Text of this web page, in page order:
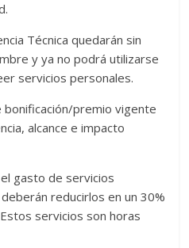
Técnica quedarán sin
y ya no podrá utilizarse
servicios personales.
bonificación/premio vigente
alcance e impacto
gasto de servicios
reducirlos en un 30%
servicios son horas